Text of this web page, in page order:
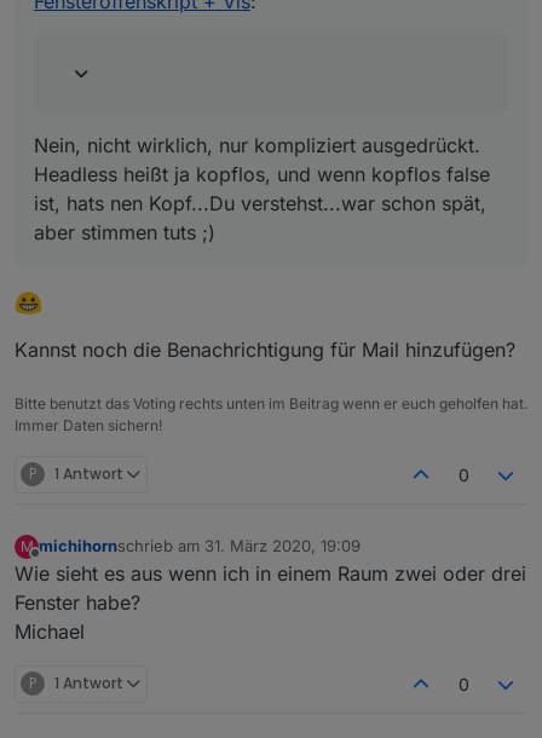
Nein, nicht wirklich, nur kompliziert ausgedrückt.
Headless heißt ja kopflos, und wenn kopflos false
ist, hats nen Kopf...Du verstehst...war schon spät,
aber stimmen tuts ;)
Kannst noch die Benachrichtigung für Mail hinzufügen?
Bitte benutzt das Voting rechts unten im Beitrag wenn er euch geholfen hat.
Immer Daten sichern!
P 1 Antwort 0
M
Offline
michihornschrieb am 31. März 2020, 19:09
zuletzt editiert von
Wie sieht es aus wenn ich in einem Raum zwei oder drei
Fenster habe?
Michael
P 1 Antwort 0